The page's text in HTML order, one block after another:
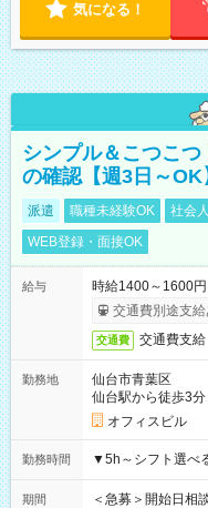
気になる！
シンプル＆こつこ
の確認【週3日～OK
派遣 職種未経験OK 社会
WEB登録・面接OK
給与
時給1400～1600
交通費別途支給
交通費 交通費支給
勤務地
仙台市青葉区
仙台駅から徒歩3分
オフィスビル
勤務時間
期間
＜急募＞開始日相